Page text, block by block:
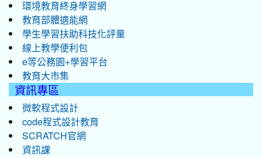
環境教育終身學習網
教育部體適能網
學生學習扶助科技化評量
線上教學便利包
e等公務園+學習平台
教育大市集
資訊專區
微軟程式設計
code程式設計教育
SCRATCH官網
資訊課